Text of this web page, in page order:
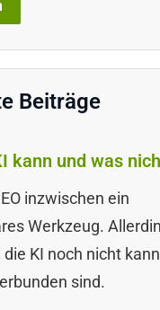
Beiträge
kann und was
inzwischen ein
Werkzeug.
KI noch nicht
sind.